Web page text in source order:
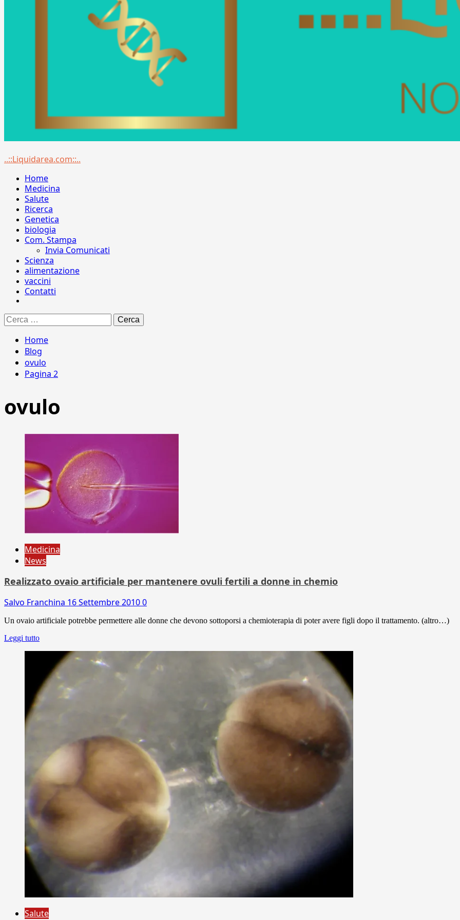
Menu
..::Liquidarea.com::..
Home
Medicina
Salute
Ricerca
Genetica
biologia
Com. Stampa
Invia Comunicati
Scienza
alimentazione
vaccini
Contatti
Ricerca
per:
Home
Blog
ovulo
Pagina 2
ovulo
Medicina
News
Realizzato ovaio artificiale per mantenere ovuli fertili a donne in chemio
Salvo Franchina 16 Settembre 20100
Un ovaio artificiale potrebbe permettere alle donne che devono sottoporsi a chemioterapia di poter avere figli dopo il trattamento. (altro…)
Leggi tutto
Salute